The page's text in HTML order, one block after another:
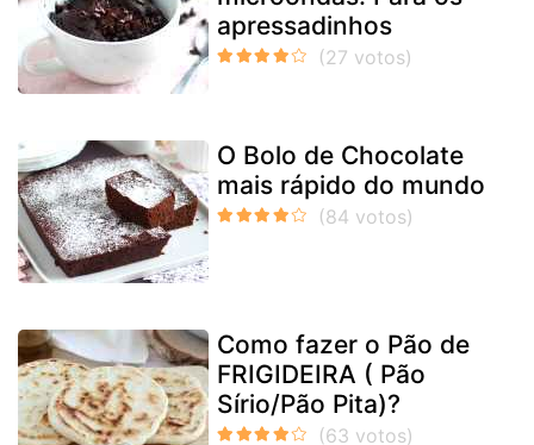
apressadinhos
O Bolo de Chocolate
mais rápido do mundo
Como fazer o Pão de
FRIGIDEIRA ( Pão
Sírio/Pão Pita)?